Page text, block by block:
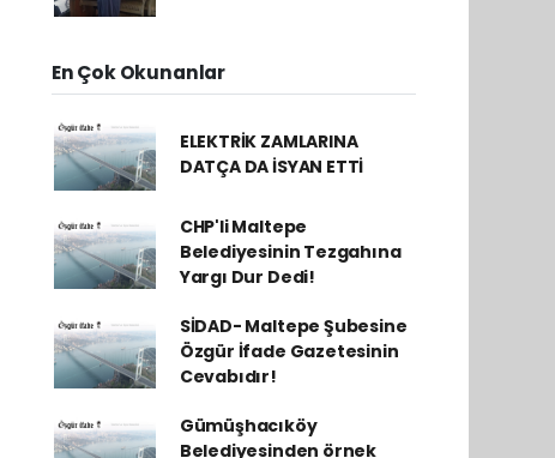
En Çok Okunanlar
ELEKTRİK ZAMLARINA
DATÇA DA İSYAN ETTİ
CHP'li Maltepe
Belediyesinin Tezgahına
Yargı Dur Dedi!
SİDAD- Maltepe Şubesine
Özgür İfade Gazetesinin
Cevabıdır!
Gümüşhacıköy
Belediyesinden örnek